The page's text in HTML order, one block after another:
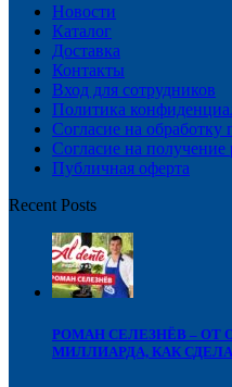
Новости
Каталог
Доставка
Контакты
Вход для сотрудников
Политика
Согласие на
Cогласие на
Публичная оферта
Recent Posts
РОМАН СЕЛЕЗНЁВ – ОТ
МИЛЛИАРДА, КАК